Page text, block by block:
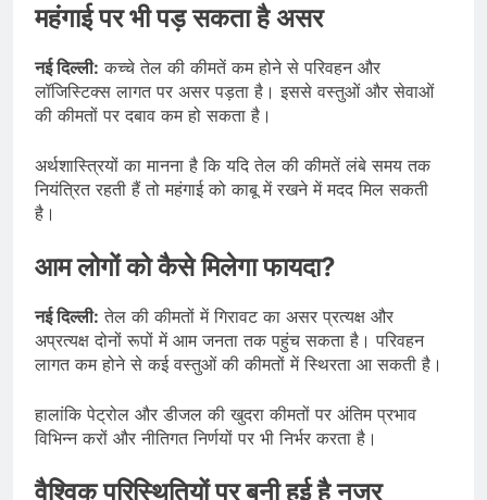
महंगाई पर भी पड़ सकता है असर
नई दिल्ली: कच्चे तेल की कीमतें कम होने से परिवहन और
लॉजिस्टिक्स लागत पर असर पड़ता है। इससे वस्तुओं और सेवाओं
की कीमतों पर दबाव कम हो सकता है।
अर्थशास्त्रियों का मानना है कि यदि तेल की कीमतें लंबे समय तक
नियंत्रित रहती हैं तो महंगाई को काबू में रखने में मदद मिल सकती
है।
आम लोगों को कैसे मिलेगा फायदा?
नई दिल्ली: तेल की कीमतों में गिरावट का असर प्रत्यक्ष और
अप्रत्यक्ष दोनों रूपों में आम जनता तक पहुंच सकता है। परिवहन
लागत कम होने से कई वस्तुओं की कीमतों में स्थिरता आ सकती है।
हालांकि पेट्रोल और डीजल की खुदरा कीमतों पर अंतिम प्रभाव
विभिन्न करों और नीतिगत निर्णयों पर भी निर्भर करता है।
वैश्विक परिस्थितियों पर बनी हुई है नजर